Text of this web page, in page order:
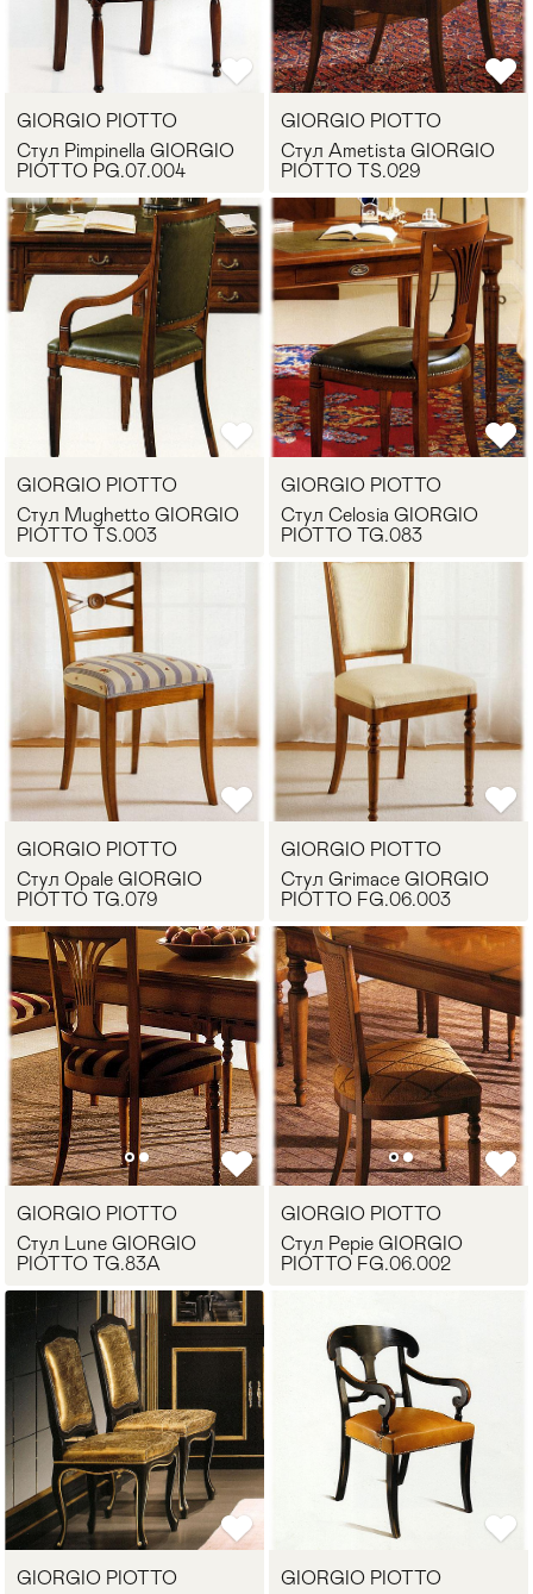
GIORGIO PIOTTO
Стул Pimpinella GIORGIO
PIOTTO PG.07.004
GIORGIO PIOTTO
Стул Ametista GIORGIO
PIOTTO TS.029
GIORGIO PIOTTO
Стул Mughetto GIORGIO
PIOTTO TS.003
GIORGIO PIOTTO
Стул Celosia GIORGIO
PIOTTO TG.083
GIORGIO PIOTTO
Стул Opale GIORGIO
PIOTTO TG.079
GIORGIO PIOTTO
Стул Grimace GIORGIO
PIOTTO FG.06.003
GIORGIO PIOTTO
Стул Lune GIORGIO
PIOTTO TG.83A
GIORGIO PIOTTO
Стул Pepie GIORGIO
PIOTTO FG.06.002
GIORGIO PIOTTO
GIORGIO PIOTTO